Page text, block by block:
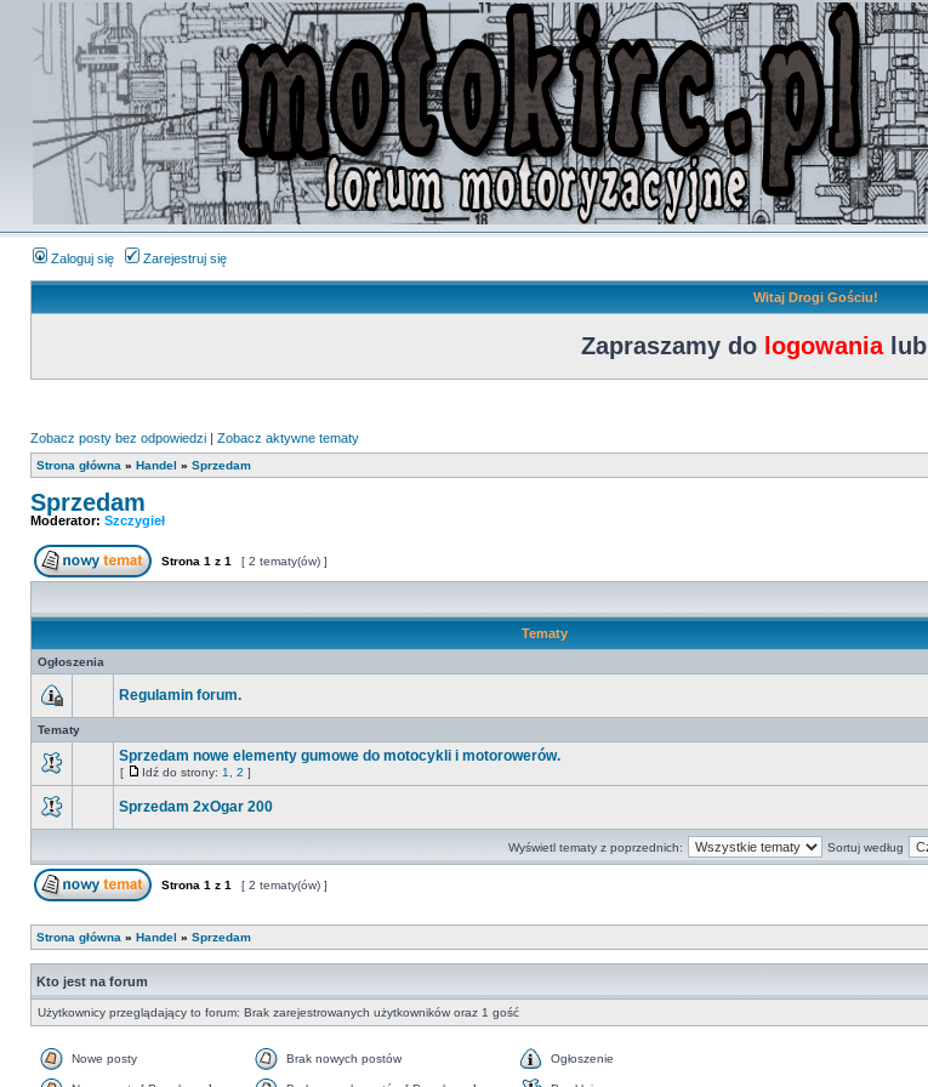
Zaloguj się Zarejestruj się
Witaj Drogi Gościu!
Zapraszamy do logowanialub
Zobacz posty bez odpowiedzi | Zobacz aktywne tematy
Strona główna » Handel » Sprzedam
Sprzedam
Moderator: Szczygieł
Strona 1 z 1 [ 2 tematy(ów) ]
Tematy
Ogłoszenia
Regulamin forum.
Tematy
Sprzedam nowe elementy gumowe do motocykli i motorowerów.
[ Idź do strony: 1 2 ]
Sprzedam 2xOgar 200
Wyświetl tematy z poprzednich: Sortuj według
Strona 1 z 1 [ 2 tematy(ów) ]
Strona główna » Handel » Sprzedam
Kto jest na forum
Użytkownicy przeglądający to forum: Brak zarejestrowanych użytkowników oraz 1 gość
Nowe posty Brak nowych postów Ogłoszenie